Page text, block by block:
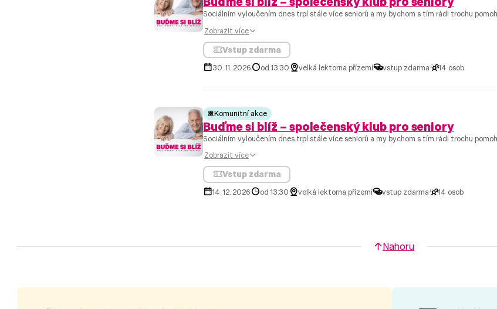
Sociálním vyloučením dnes trpí stále více seniorů a my bychom s tím rádi trochu
Zobrazit více
Vstup zdarma
30. 11. 2026 od 13:30 velká lektorna přízemí vstup zdarma 14 osob
Komunitní akce
Buďme si blíž – společenský klub pro seniory
Sociálním vyloučením dnes trpí stále více seniorů a my bychom s tím rádi trochu
Zobrazit více
Vstup zdarma
14. 12. 2026 od 13:30 velká lektorna přízemí vstup zdarma 14 osob
Nahoru